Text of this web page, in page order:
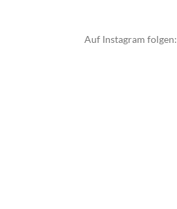
Auf Instagram folgen: